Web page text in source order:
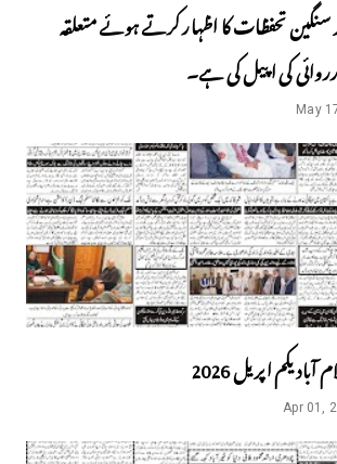
تحفظات کا اظہار کرتے ہوئے متعلقہ
کی اپیل کی ہے۔
May
یکم اپریل 2026
Apr 01,